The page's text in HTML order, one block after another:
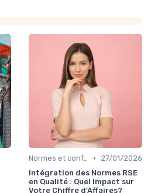
Normes et conformité •
27/01/2026
Intégration des Normes RSE
en Qualité : Quel Impact sur
Votre Chiffre d'Affaires?